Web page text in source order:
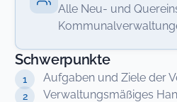
Alle Neu- und
Schwerpunkte
Aufgaben und Ziele der
Verwaltungsmäßiges